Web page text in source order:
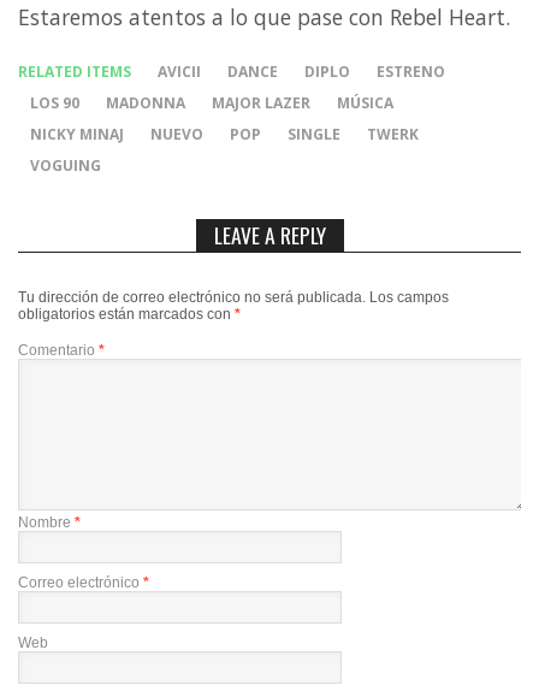
Estaremos atentos a lo que pase con Rebel Heart.
RELATED ITEMS AVICII DANCE DIPLO
ESTRENO
LOS 90
MADONNA MAJOR LAZER
MÚSICA
NICKY MINAJ
NUEVO POP SINGLE
TWERK
VOGUING
LEAVE A REPLY
Tu dirección de correo electrónico no será publicada. Los campos
obligatorios están marcados con *
Comentario *
Nombre *
Correo electrónico *
Web